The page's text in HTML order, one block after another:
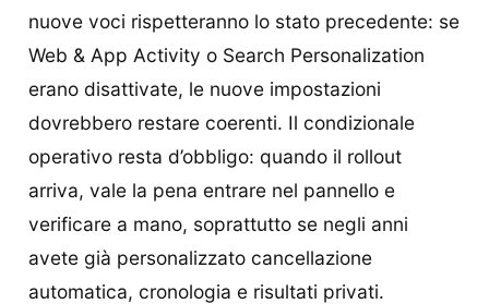
nuove voci rispetteranno lo stato precedente: se
Web & App Activity o Search Personalization
erano disattivate, le nuove impostazioni
dovrebbero restare coerenti. Il condizionale
operativo resta d’obbligo: quando il rollout
arriva, vale la pena entrare nel pannello e
verificare a mano, soprattutto se negli anni
avete già personalizzato cancellazione
automatica, cronologia e risultati privati.